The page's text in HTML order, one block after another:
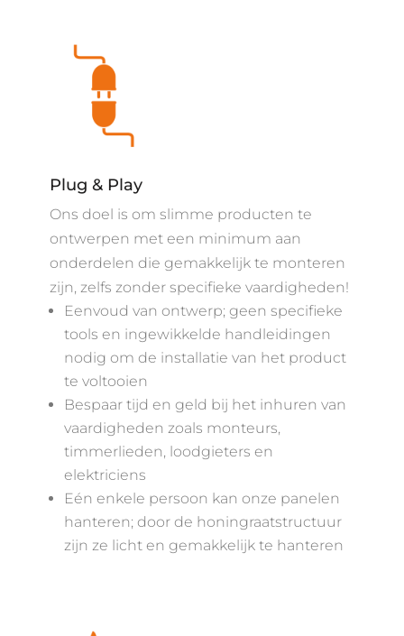
Plug & Play
Ons doel is om slimme producten te
ontwerpen met een minimum aan
onderdelen die gemakkelijk te monteren
zijn, zelfs zonder specifieke vaardigheden!
Eenvoud van ontwerp; geen specifieke
tools en ingewikkelde handleidingen
nodig om de installatie van het product
te voltooien
Bespaar tijd en geld bij het inhuren van
vaardigheden zoals monteurs,
timmerlieden, loodgieters en
elektriciens
Eén enkele persoon kan onze panelen
hanteren; door de honingraatstructuur
zijn ze licht en gemakkelijk te hanteren